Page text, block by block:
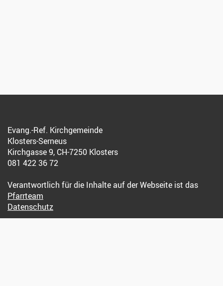
Evang.-Ref. Kirchgemeinde
Klosters-Serneus
Kirchgasse 9, CH-7250 Klosters
081 422 36 72
Verantwortlich für die Inhalte auf der Webseite ist das
Pfarrteam
Datenschutz